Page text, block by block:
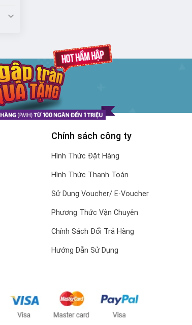
chọn
có
trên
sản
Chính sách công ty
Hình Thức Đặt Hàng
Hình Thức Thanh Toán
Sử Dụng Voucher/ E-Voucher
Phương Thức Vận Chuyên
Chính Sách Đổi Trả Hàng
Hướng Dẫn Sử Dụng